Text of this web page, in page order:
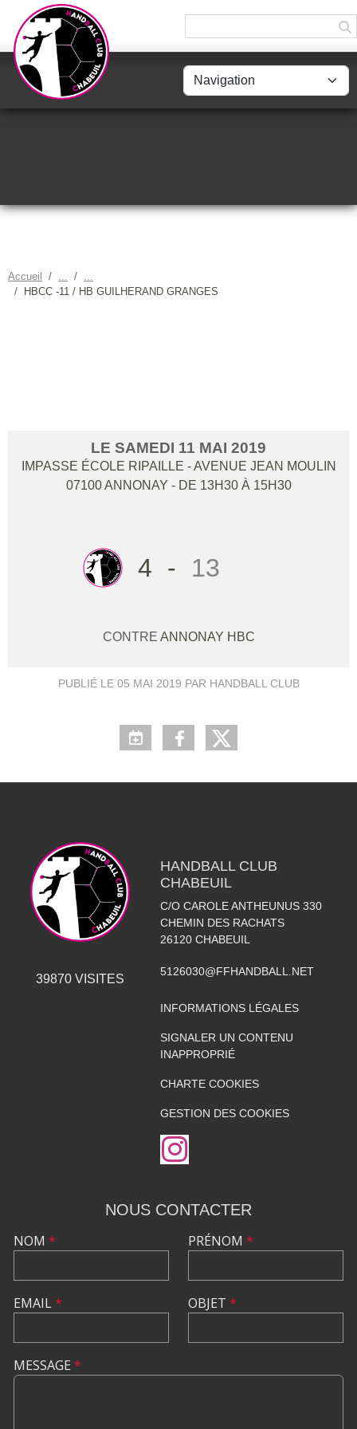
Accueil
HBCC -11 / HB GUILHERAND GRANGES
LE SAMEDI 11 MAI 2019
IMPASSE ÉCOLE RIPAILLE - AVENUE JEAN MOULIN
07100 ANNONAY - DE 13H30 À 15H30
4 - 13
CONTRE ANNONAY HBC
PUBLIÉ LE 05 MAI 2019 PAR HANDBALL CLUB
39870VISITES
HANDBALL CLUB
CHABEUIL
C/O CAROLE ANTHEUNUS 330
CHEMIN DES RACHATS
26120 CHABEUIL
5126030@FFHANDBALL.NET
INFORMATIONS LÉGALES
SIGNALER UN CONTENU
INAPPROPRIÉ
CHARTE COOKIES
GESTION DES COOKIES
NOUS CONTACTER
NOM *
EMAIL*
PRÉNOM *
OBJET *
MESSAGE *
Panneau de gestion des cookies